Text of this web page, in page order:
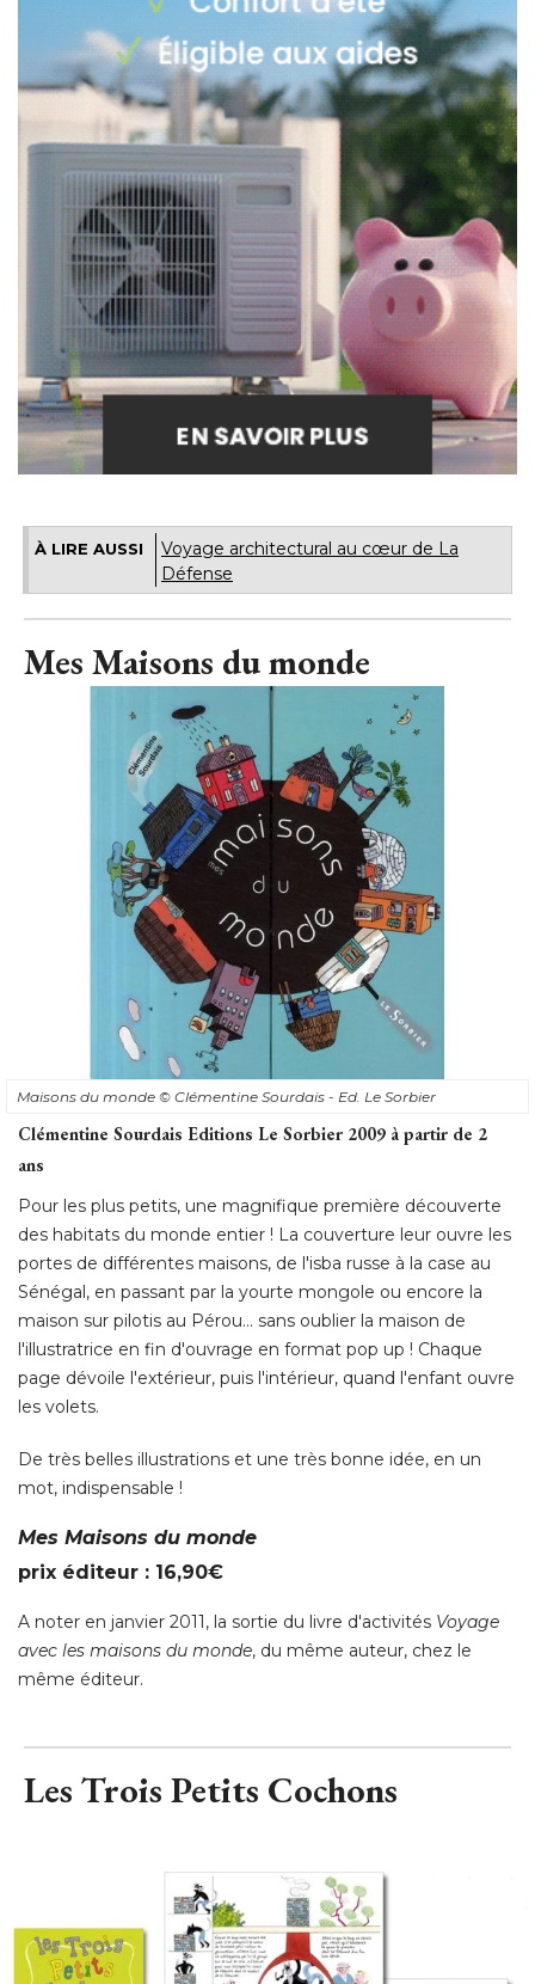
À LIRE AUSSI
Voyage architectural au cœur de La
Défense
Mes Maisons du monde
Maisons du monde © Clémentine Sourdais - Ed. Le Sorbier
Clémentine Sourdais Editions Le Sorbier 2009 à partir de 2
ans
Pour les plus petits, une magnifique première découverte
des habitats du monde entier ! La couverture leur ouvre les
portes de différentes maisons, de l'isba russe à la case au
Sénégal, en passant par la yourte mongole ou encore la
maison sur pilotis au Pérou... sans oublier la maison de
l'illustratrice en fin d'ouvrage en format pop up ! Chaque
page dévoile l'extérieur, puis l'intérieur, quand l'enfant ouvre
les volets.
De très belles illustrations et une très bonne idée, en un
mot, indispensable !
Mes Maisons du monde
prix éditeur : 16,90€
A noter en janvier 2011, la sortie du livre d'activités Voyage
avec les maisons du monde, du même auteur, chez le
même éditeur.
Les Trois Petits Cochons